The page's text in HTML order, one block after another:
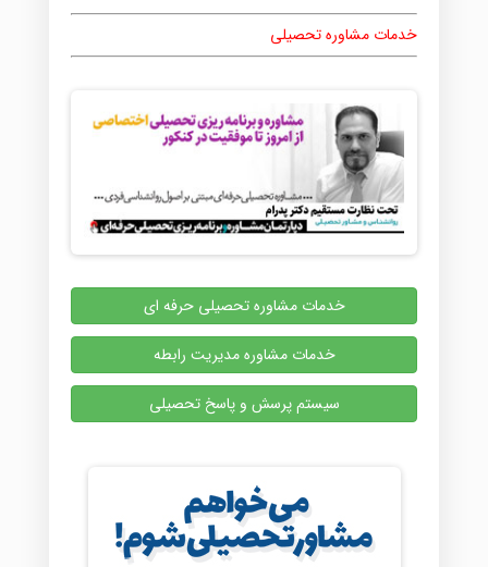
خدمات مشاوره تحصیلی
خدمات مشاوره تحصیلی حرفه ای
خدمات مشاوره مدیریت رابطه
سیستم پرسش و پاسخ تحصیلی